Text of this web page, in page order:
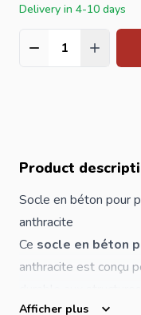
Delivery in 4-10 days
Quantité
Product
Socle en béton pour
anthracite
Ce socle en béton
anthracite est conçu
Afficher plus